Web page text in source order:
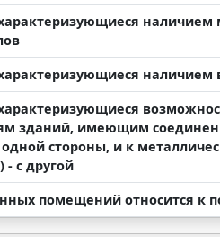
наличием
наличием
зданий, имеющим
стороны, и к
с другой
помещений относится к